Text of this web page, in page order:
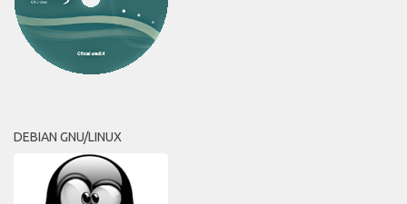
DEBIAN GNU/LINUX